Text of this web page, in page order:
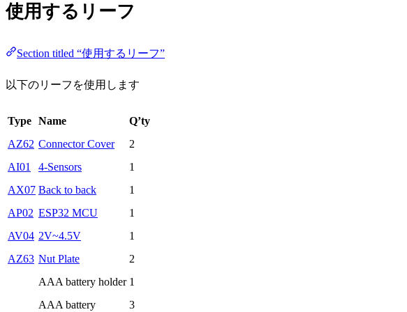
使用するリーフ
Section titled “使用するリーフ”
以下のリーフを使用します
Type Name
Q’ty
AZ62 Connector Cover
2
AI01
4-Sensors
1
AX07 Back to back
1
AP02 ESP32 MCU
1
AV04 2V~4.5V
1
AZ63 Nut Plate
2
AAA battery holder 1
AAA battery
3